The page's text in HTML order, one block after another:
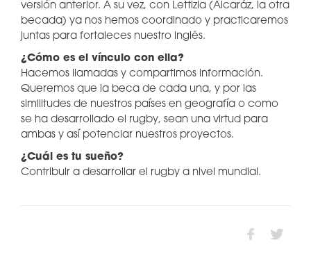
versión anterior. A su vez, con Lettizia (Alcaráz, la otra
becada) ya nos hemos coordinado y practicaremos
juntas para fortaleces nuestro inglés.
¿Cómo es el vínculo con ella?
Hacemos llamadas y compartimos información.
Queremos que la beca de cada una, y por las
similitudes de nuestros países en geografía o como
se ha desarrollado el rugby, sean una virtud para
ambas y así potenciar nuestros proyectos.
¿Cuál es tu sueño?
Contribuir a desarrollar el rugby a nivel mundial.